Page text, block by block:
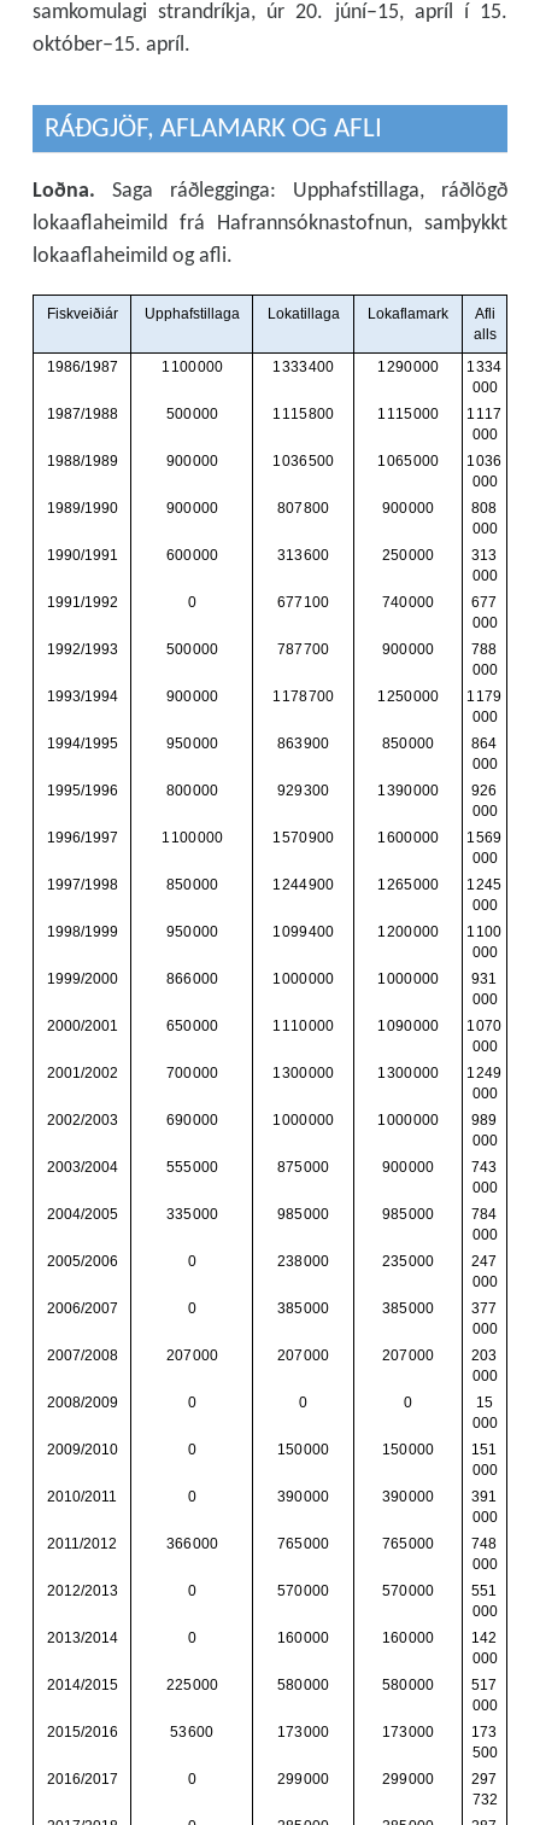
samkomulagi strandríkja, úr 20. júní–15, apríl í 15.
október–15. apríl.
RÁÐGJÖF, AFLAMARK OG AFLI
Loðna. Saga ráðlegginga: Upphafstillaga, ráðlögð
lokaaflaheimild frá Hafrannsóknastofnun, samþykkt
lokaaflaheimild og afli.